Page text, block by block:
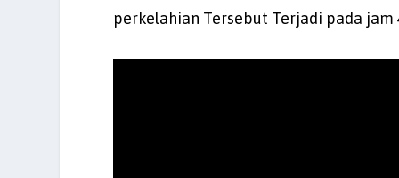
perkelahian Tersebut Terjadi pada jam